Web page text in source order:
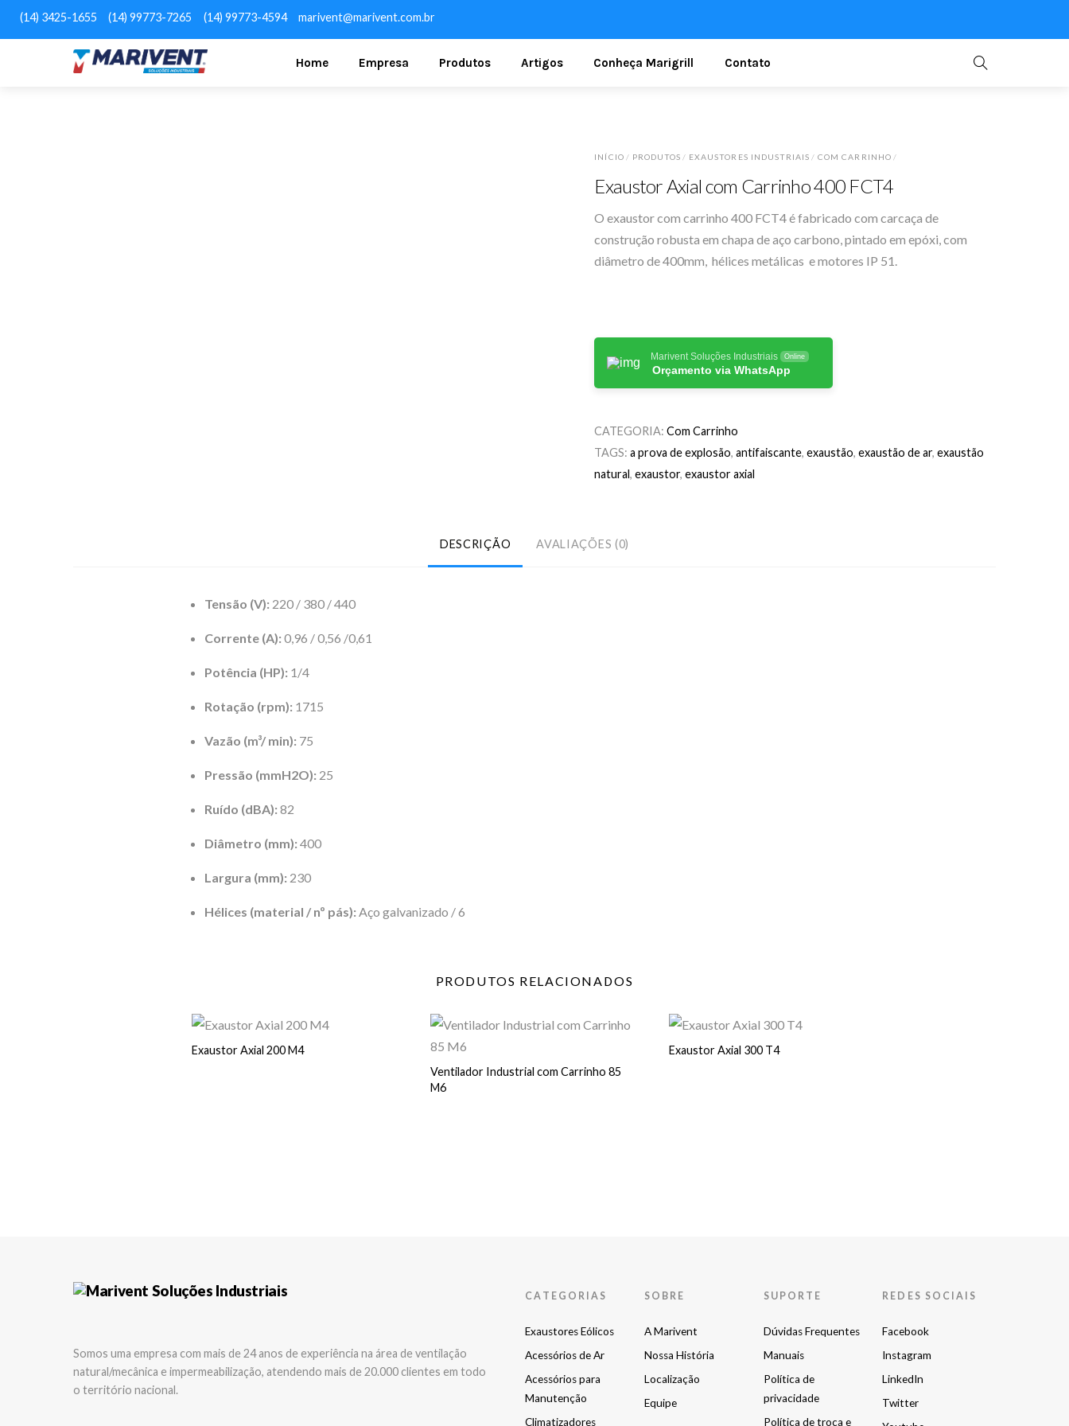
(14) 3425-1655 (14) 99773-7265 (14) 99773-4594 marivent@marivent.com.br
Home Empresa Produtos Artigos Conheça Marigrill Contato
INÍCIO/ PRODUTOS / EXAUSTORES INDUSTRIAIS /COM CARRINHO/
Exaustor Axial com Carrinho 400 FCT4
O exaustor com carrinho 400 FCT4 é fabricado com carcaça de
construção robusta em chapa de aço carbono, pintado em epóxi, com
diâmetro de 400mm, hélices metálicas e motores IP 51.
Marivent Soluções Industriais Online
Orçamento via WhatsApp
CATEGORIA:Com Carrinho
TAGS:a prova de explosão,antifaiscante,exaustão,exaustão de ar,exaustão
natural,exaustor,exaustor axial
DESCRIÇÃO AVALIAÇÕES (0)
Tensão (V): 220 / 380 / 440
Corrente (A): 0,96 / 0,56 /0,61
Potência (HP): 1/4
Rotação (rpm): 1715
Vazão (m³/ min): 75
Pressão (mmH2O): 25
Ruído (dBA): 82
Diâmetro (mm): 400
Largura (mm): 230
Hélices (material / nº pás): Aço galvanizado / 6
PRODUTOS RELACIONADOS
Exaustor Axial 200 M4
Ventilador Industrial com Carrinho 85
M6
Exaustor Axial 300 T4
Somos uma empresa com mais de 24 anos de experiência na área de ventilação
natural/mecânica e impermeabilização, atendendo mais de 20.000 clientes em todo
o território nacional.
CATEGORIAS
Exaustores Eólicos
Acessórios de Ar
Acessórios para
Manutenção
Climatizadores
SOBRE
A Marivent
Nossa História
Localização
Equipe
SUPORTE
Dúvidas Frequentes
Manuais
Política de
privacidade
Política de troca e
REDES SOCIAIS
Facebook
Instagram
LinkedIn
Twitter